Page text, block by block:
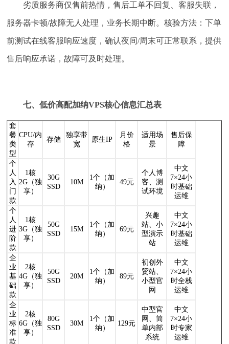
劣质服务商仅售前热情，售后工单不回复、客服失联，
服务器卡顿/故障无人处理，业务长期中断。核验方法：下单
前测试在线客服响应速度，确认夜间/周末可正常联系，提供
售后响应承诺，故障可及时处理。
七、低价高配加纳VPS核心信息汇总表
套
餐
类
型
CPU/内
存
存储
独享带
宽
原生IP
月价
格
适用场
景
售后保
障
个
人
入
门
款
1核
2G（独
享）
30G
SSD
10M
1个（加
纳）
49元
个人博
客、测
试环境
中文
7×24小
时基础
运维
个
人
进
阶
款
1核
3G（独
享）
50G
SSD
15M
1个（加
纳）
69元
兴趣
站、小
型演示
站
中文
7×24小
时基础
运维
企
业
基
础
款
2核
4G（独
享）
50G
SSD
20M
1个（加
纳）
89元
初创外
贸站、
小型官
网
中文
7×24小
时全栈
运维
企
业
标
准
款
2核
6G（独
享）
80G
SSD
30M
1个（加
纳）
129元
中型官
网、简
单内部
系统
中文
7×24小
时专家
运维